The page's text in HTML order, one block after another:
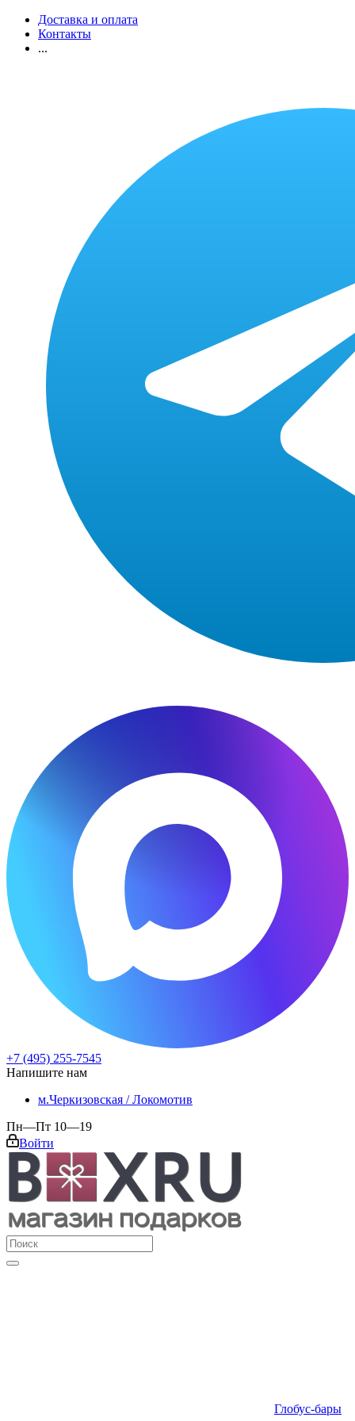
Доставка и оплата
Контакты
...
+7 (495) 255-7545
Напишите нам
м.Черкизовская / Локомотив
Пн—Пт 10—19
Войти
Глобус-бары